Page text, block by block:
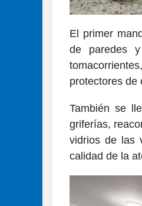
El primer
de paredes
protectores de
También se
griferías,
vidrios de las
calidad de la